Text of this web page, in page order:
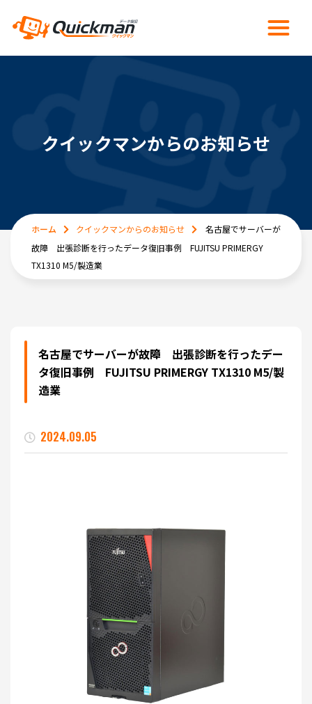
クイックマンからのお知らせ
ホーム クイックマンからのお知らせ
名古屋でサーバーが
故障 出張診断を行ったデータ復旧事例 FUJITSU PRIMERGY
TX1310 M5/製造業
名古屋でサーバーが故障 出張診断を行ったデー
タ復旧事例 FUJITSU PRIMERGY TX1310 M5/製
造業
2024.09.05